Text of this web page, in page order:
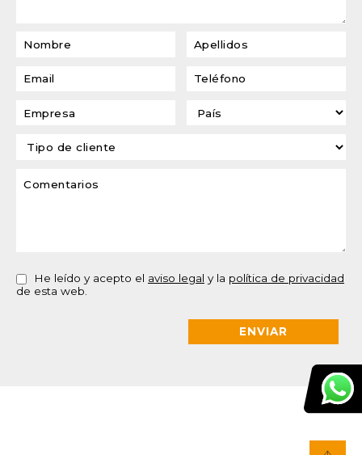
He leído y acepto el aviso legal y la política de privacidad
de esta web.